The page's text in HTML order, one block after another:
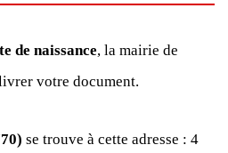
de naissance, la mairie de
votre document.
se trouve à cette adresse : 4